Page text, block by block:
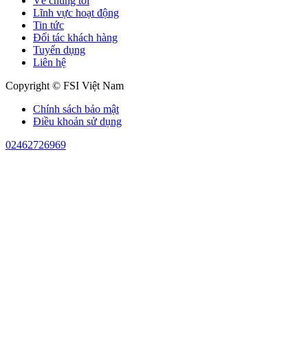
Lĩnh vực hoạt động
Tin tức
Đối tác khách hàng
Tuyển dụng
Liên hệ
Copyright © FSI Việt Nam
Chính sách bảo mật
Điều khoản sử dụng
02462726969